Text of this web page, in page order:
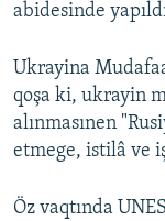
abidesinde
Ukrayina
qoşa ki, ukrayin
alınmasınen
etmege, istilâ ve
Öz vaqtında